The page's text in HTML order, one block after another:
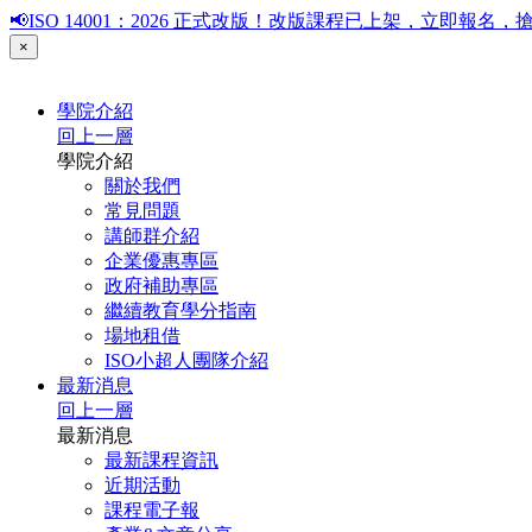
📢ISO 14001：2026 正式改版！改版課程已上架，立即報名，
×
學院介紹
回上一層
學院介紹
關於我們
常見問題
講師群介紹
企業優惠專區
政府補助專區
繼續教育學分指南
場地租借
ISO小超人團隊介紹
最新消息
回上一層
最新消息
最新課程資訊
近期活動
課程電子報